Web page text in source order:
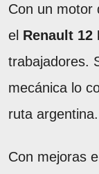
Con un motor
el Renault 12
trabajadores.
mecánica lo
ruta argentina.
Con mejoras